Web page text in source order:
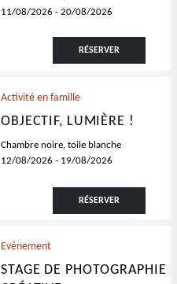
11/08/2026 - 20/08/2026
RÉSERVER
Activité en famille
OBJECTIF, LUMIÈRE !
Chambre noire, toile blanche
12/08/2026 - 19/08/2026
RÉSERVER
Evénement
STAGE DE PHOTOGRAPHIE